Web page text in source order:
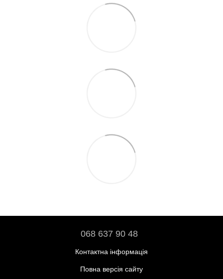
068 637 90 48
Контактна інформація
Повна версія сайту